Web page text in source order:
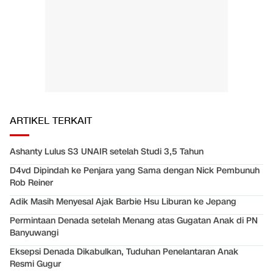
ARTIKEL TERKAIT
Ashanty Lulus S3 UNAIR setelah Studi 3,5 Tahun
D4vd Dipindah ke Penjara yang Sama dengan Nick Pembunuh
Rob Reiner
Adik Masih Menyesal Ajak Barbie Hsu Liburan ke Jepang
Permintaan Denada setelah Menang atas Gugatan Anak di PN
Banyuwangi
Eksepsi Denada Dikabulkan, Tuduhan Penelantaran Anak
Resmi Gugur